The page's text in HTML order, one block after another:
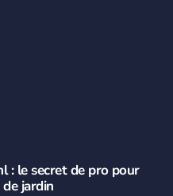
: le secret de pro pour
jardin